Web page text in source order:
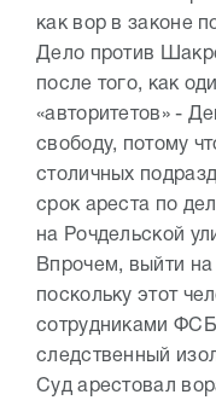
как вор в законе
Дело против
после того, как
«авторитетов» -
свободу, потому
столичных
срок ареста по
на Рочдельской
Впрочем, выйти на
поскольку этот
сотрудниками ФСБ
следственный
Суд арестовал